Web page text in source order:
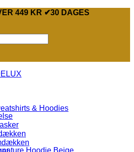
449 KR ✔30 DAGES
& Hoodies